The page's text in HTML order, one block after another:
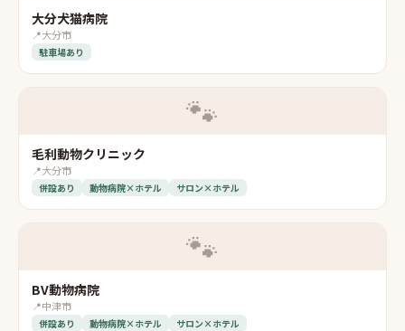
大分犬猫病院
📍大分市
駐車場あり
🐾
毛利動物クリニック
📍大分市
併設あり 動物病院×ホテル サロン×ホテル
🐾
BV動物病院
📍中津市
併設あり 動物病院×ホテル サロン×ホテル